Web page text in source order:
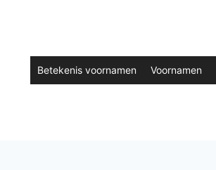
Betekenis voornamen Voornamen